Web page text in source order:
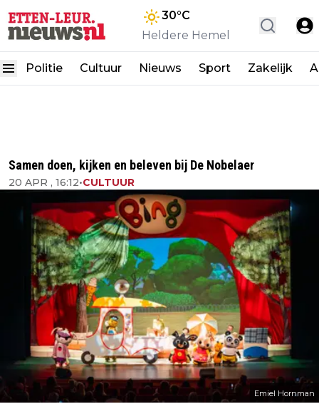
30°C
Heldere Hemel
Politie Cultuur Nieuws Sport Zakelijk
Samen doen, kijken en beleven bij De Nobelaer
20 APR , 16:12•CULTUUR
Emiel Hornman